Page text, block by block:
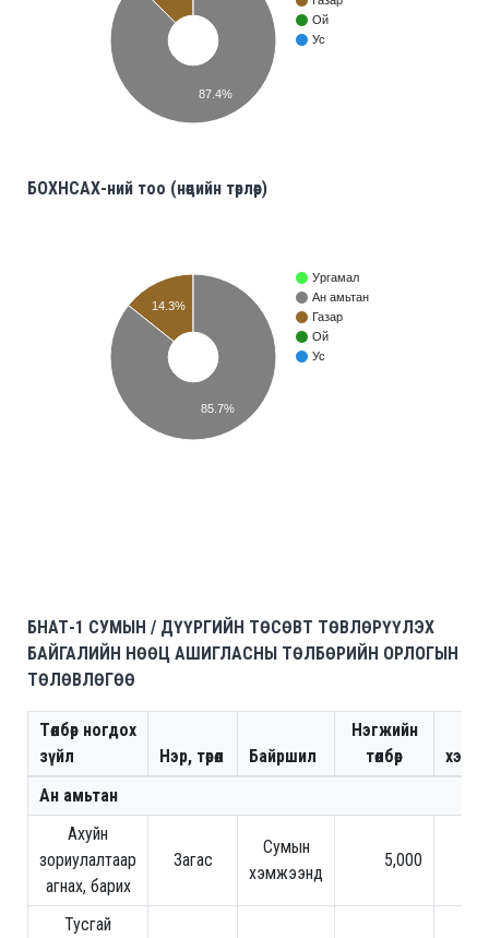
Ой
Ус
87.4%
БОХНСАХ-ний тоо (нөөцийн төрлөөр)
Ургамал
Ан амьтан
Газар
Ой
Ус
14.3%
85.7%
БНАТ-1 СУМЫН / ДҮҮРГИЙН ТӨСӨВТ ТӨВЛӨРҮҮЛЭХ
БАЙГАЛИЙН НӨӨЦ АШИГЛАСНЫ ТӨЛБӨРИЙН ОРЛОГЫН
ТӨЛӨВЛӨГӨӨ
Төлбөр ногдох
зүйл
Нэр, төрөл Байршил
Нэгжийн
төлбөр
Ан амьтан
Ахуйн
зориулалтаар
агнах, барих
Загас
Сумын
хэмжээнд
5,000
Тусгай